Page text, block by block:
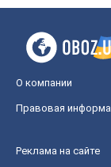
О компании
Правовая
Реклама на сайте